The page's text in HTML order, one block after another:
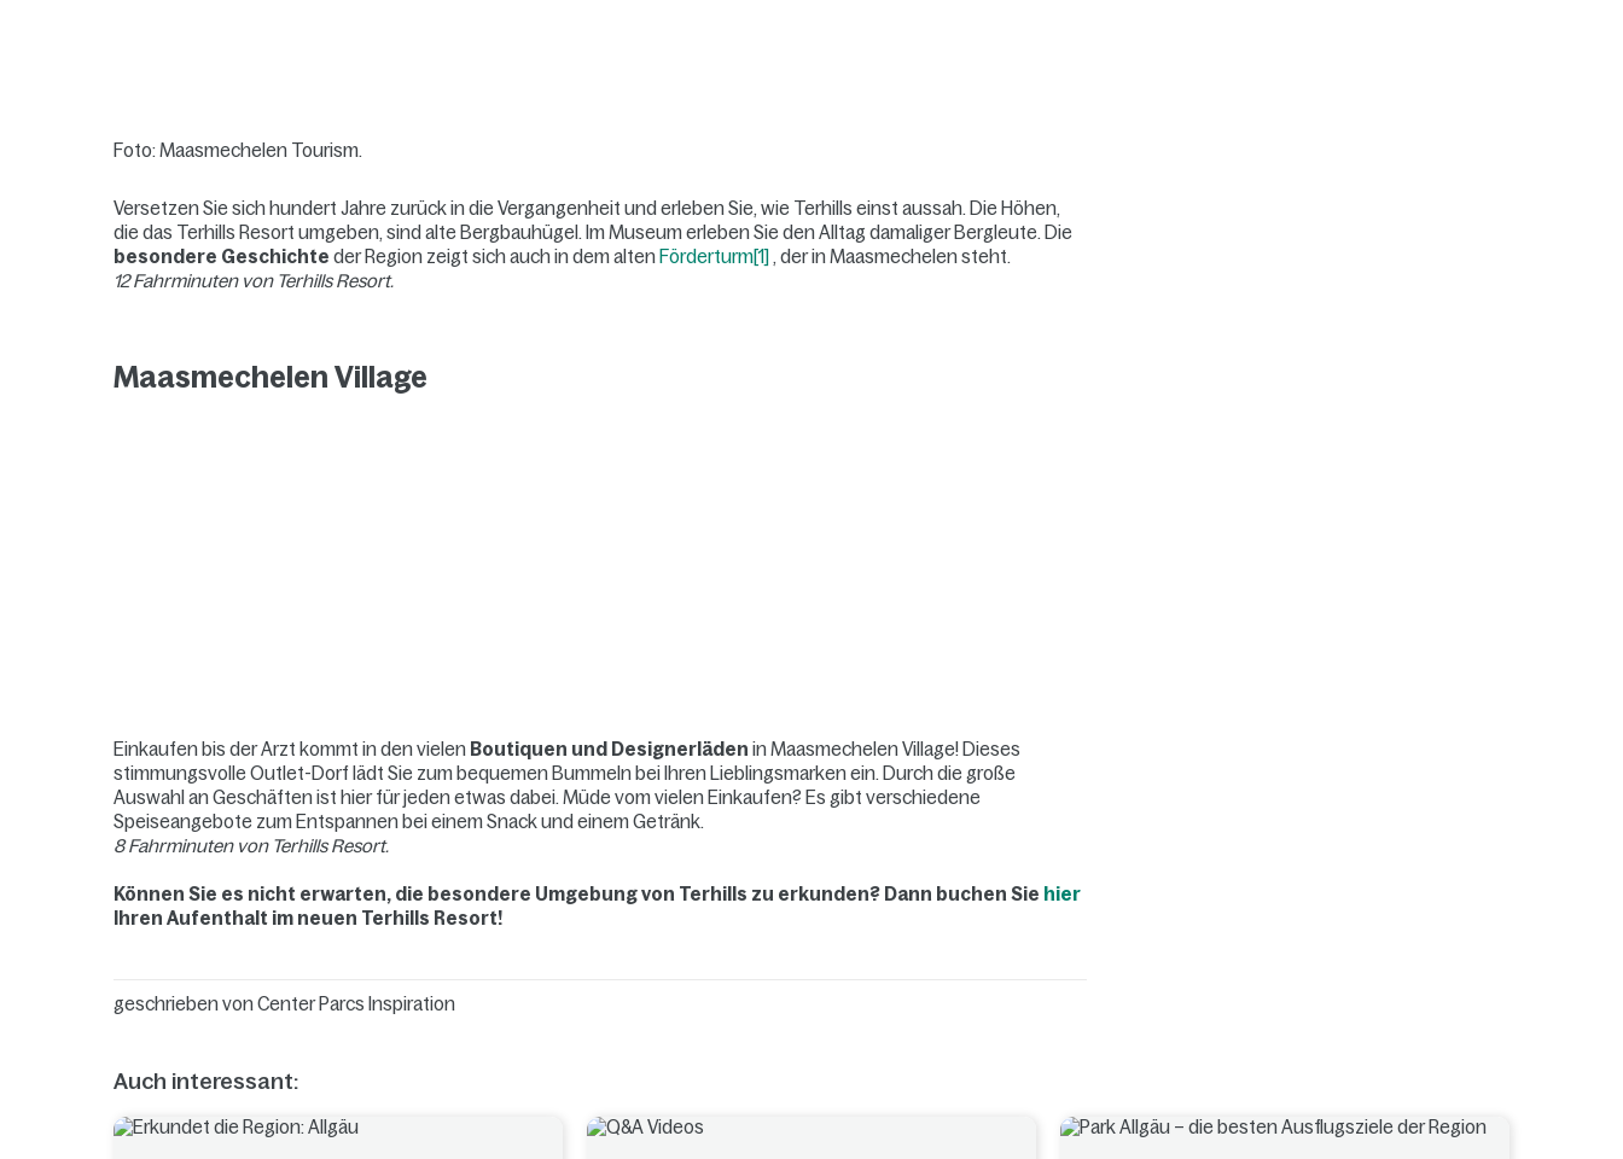
Foto: Maasmechelen Tourism.
Versetzen Sie sich hundert Jahre zurück in die Vergangenheit und erleben Sie, wie Terhills einst aussah. Die Höhen,
die das Terhills Resort umgeben, sind alte Bergbauhügel. Im Museum erleben Sie den Alltag damaliger Bergleute. Die
besondere Geschichte der Region zeigt sich auch in dem alten Förderturm[1] , der in Maasmechelen steht.
12 Fahrminuten von Terhills Resort.
Maasmechelen Village
Einkaufen bis der Arzt kommt in den vielen Boutiquen und Designerläden in Maasmechelen Village! Dieses
stimmungsvolle Outlet-Dorf lädt Sie zum bequemen Bummeln bei Ihren Lieblingsmarken ein. Durch die große
Auswahl an Geschäften ist hier für jeden etwas dabei. Müde vom vielen Einkaufen? Es gibt verschiedene
Speiseangebote zum Entspannen bei einem Snack und einem Getränk.
8 Fahrminuten von Terhills Resort.
Können Sie es nicht erwarten, die besondere Umgebung von Terhills zu erkunden? Dann buchen Sie hier
Ihren Aufenthalt im neuen Terhills Resort!
geschrieben vonCenter Parcs Inspiration
Auch interessant: